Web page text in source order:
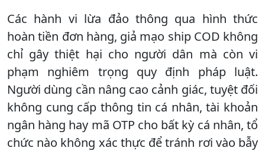
Các hành vi lừa đảo thông qua hình thức
hoàn tiền đơn hàng, giả mạo ship COD không
chỉ gây thiệt hại cho người dân mà còn vi
phạm nghiêm trọng quy định pháp luật.
Người dùng cần nâng cao cảnh giác, tuyệt đối
không cung cấp thông tin cá nhân, tài khoản
ngân hàng hay mã OTP cho bất kỳ cá nhân, tổ
chức nào không xác thực để tránh rơi vào bẫy